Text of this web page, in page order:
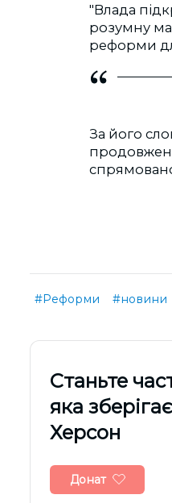
"Влада
розумну
реформи
За його
#Реформи #новини
Cтаньте
яка
Херсон
Донат